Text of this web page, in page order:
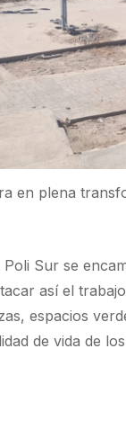
en plena
Sur se
así el
espacios
de vida de